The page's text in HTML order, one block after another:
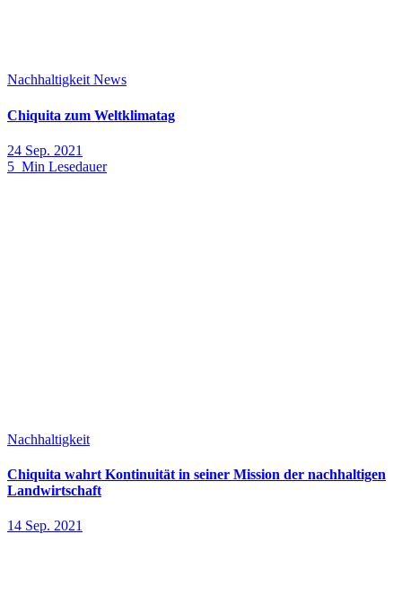
Nachhaltigkeit News
Chiquita zum Weltklimatag
24 Sep. 2021
5 Min Lesedauer
Nachhaltigkeit
Chiquita wahrt Kontinuität in seiner Mission der nachhaltigen
Landwirtschaft
14 Sep. 2021